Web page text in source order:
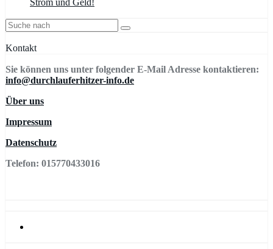
Strom und Geld!
Kontakt
Sie können uns unter folgender E-Mail Adresse kontaktieren:
info@durchlauferhitzer-info.de
Über uns
Impressum
Datenschutz
Telefon: 015770433016